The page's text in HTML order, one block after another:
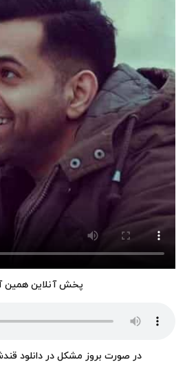
پخش آنلاین همین
در صورت بروز مشکل در دانلود